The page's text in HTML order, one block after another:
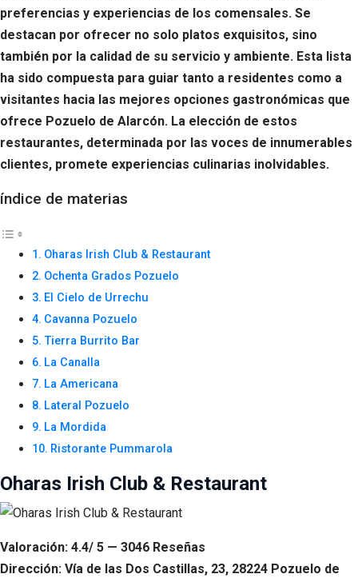
preferencias y experiencias de los comensales. Se
destacan por ofrecer no solo platos exquisitos, sino
también por la calidad de su servicio y ambiente. Esta lista
ha sido compuesta para guiar tanto a residentes como a
visitantes hacia las mejores opciones gastronómicas que
ofrece Pozuelo de Alarcón. La elección de estos
restaurantes, determinada por las voces de innumerables
clientes, promete experiencias culinarias inolvidables.
índice de materias
Oharas Irish Club & Restaurant
Ochenta Grados Pozuelo
El Cielo de Urrechu
Cavanna Pozuelo
Tierra Burrito Bar
La Canalla
La Americana
Lateral Pozuelo
La Mordida
Ristorante Pummarola
Oharas Irish Club & Restaurant
Valoración: 4.4/ 5 — 3046 Reseñas
Dirección: Vía de las Dos Castillas, 23, 28224 Pozuelo de